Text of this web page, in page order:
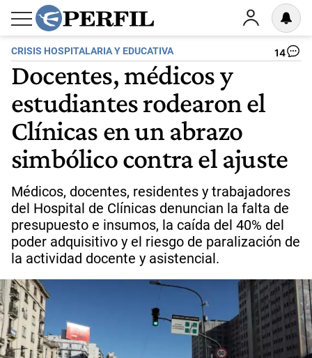
CRISIS HOSPITALARIA Y EDUCATIVA 14
Docentes, médicos y
estudiantes rodearon el
Clínicas en un abrazo
simbólico contra el ajuste
Médicos, docentes, residentes y trabajadores
del Hospital de Clínicas denuncian la falta de
presupuesto e insumos, la caída del 40% del
poder adquisitivo y el riesgo de paralización de
la actividad docente y asistencial.